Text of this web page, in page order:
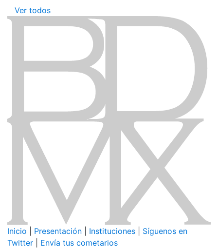
Ver todos
Inicio Presentación Instituciones
Síguenos en
Twitter
Envía tus cometarios